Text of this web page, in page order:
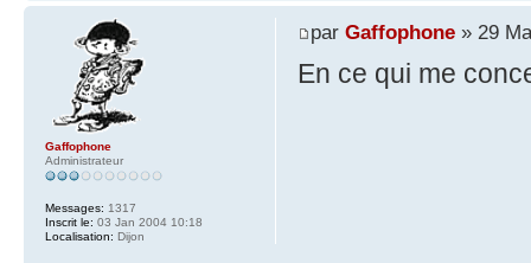
par Gaffophone» 29
En ce qui me
Gaffophone
Administrateur
Messages: 1317
Inscrit le: 03 Jan 2004 10:18
Localisation: Dijon